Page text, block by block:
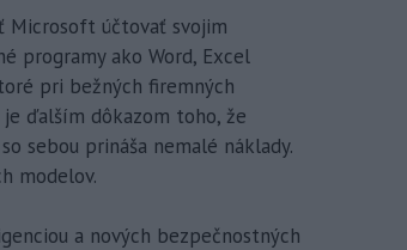
Microsoft účtovať svojim
programy ako Word, Excel
pri bežných firemných
ďalším dôkazom toho, že
sebou prináša nemalé náklady.
modelov.
a nových bezpečnostných